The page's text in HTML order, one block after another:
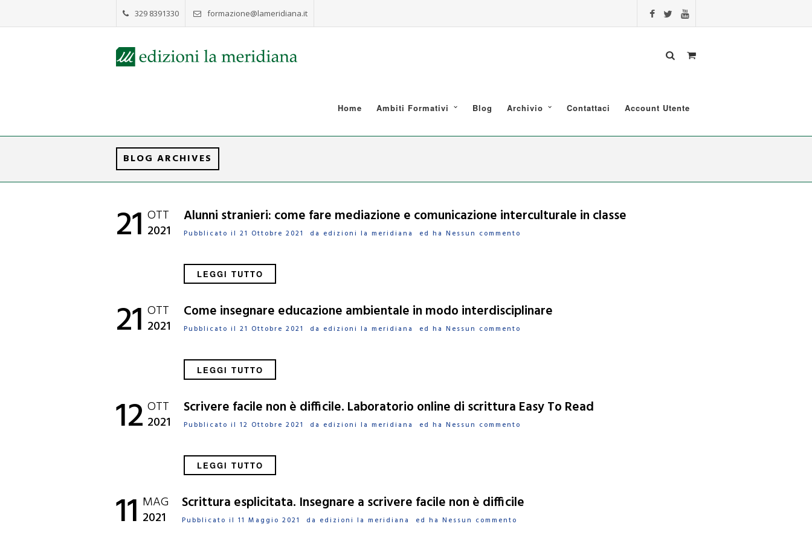
329 8391330 formazione@lameridiana.it
Home Ambiti Formativi Blog Archivio Contattaci Account Utente
BLOG ARCHIVES
21 OTT
2021
Alunni stranieri: come fare mediazione e comunicazione interculturale in classe
Pubblicato il 21 Ottobre 2021 da edizioni la meridiana ed ha Nessun commento
LEGGI TUTTO
21 OTT
2021
Come insegnare educazione ambientale in modo interdisciplinare
Pubblicato il 21 Ottobre 2021 da edizioni la meridiana ed ha Nessun commento
LEGGI TUTTO
12 OTT
2021
Scrivere facile non è difficile. Laboratorio online di scrittura Easy To Read
Pubblicato il 12 Ottobre 2021 da edizioni la meridiana ed ha Nessun commento
LEGGI TUTTO
11 MAG
2021
Scrittura esplicitata. Insegnare a scrivere facile non è difficile
Pubblicato il 11 Maggio 2021 da edizioni la meridiana ed ha Nessun commento